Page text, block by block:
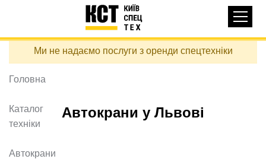
Перейти
вмісту
навигация
КАТАЛОГ ТЕХНІКИ
ДОСТАВКА ТА ОПЛАТА
ПРО НАС
ВІДГУКИ
КОНТАКТИ
Ми не надаємо послуги з оренди спецтехніки
Автокрани у Львові
Головна
Каталог
техніки
Автокрани